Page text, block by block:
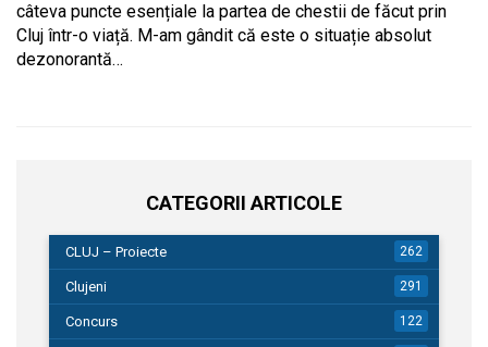
câteva puncte esențiale la partea de chestii de făcut prin
Cluj într-o viață. M-am gândit că este o situație absolut
dezonorantă…
CATEGORII ARTICOLE
CLUJ – Proiecte 262
Clujeni 291
Concurs 122